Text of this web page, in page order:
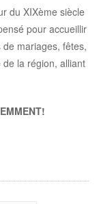
du XIXème siècle
pour accueillir
mariages, fêtes,
la région, alliant